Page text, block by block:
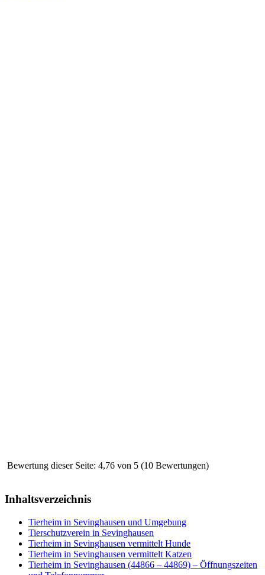
Bewertung dieser Seite: 4,76 von 5 (10 Bewertungen)
Inhaltsverzeichnis
Tierheim in Sevinghausen und Umgebung
Tierschutzverein in Sevinghausen
Tierheim in Sevinghausen vermittelt Hunde
Tierheim in Sevinghausen vermittelt Katzen
Tierheim in Sevinghausen (44866 – 44869) – Öffnungszeiten